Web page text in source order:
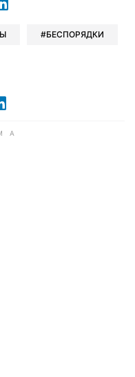
БЕСПОРЯДКИ
в X в Google news
в Viber
Читайте в LinkedIn